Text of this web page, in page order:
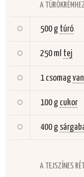
A
500 g túró
250 ml tej
1 csomag
100 g cukor
400 g
A TEJSZÍNES